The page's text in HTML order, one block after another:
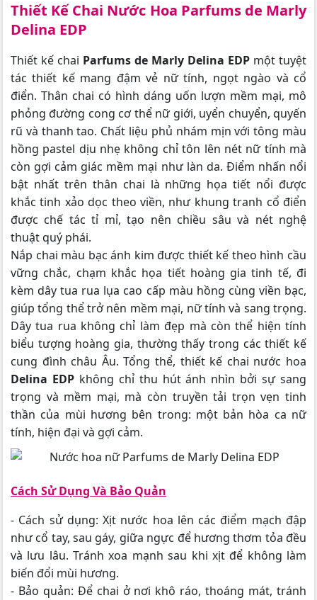
Thiết Kế Chai Nước Hoa Parfums de Marly
Delina EDP
Thiết kế chai Parfums de Marly Delina EDP một tuyệt
tác thiết kế mang đậm vẻ nữ tính, ngọt ngào và cổ
điển. Thân chai có hình dáng uốn lượn mềm mại, mô
phỏng đường cong cơ thể nữ giới, uyển chuyển, quyến
rũ và thanh tao. Chất liệu phủ nhám mịn với tông màu
hồng pastel dịu nhẹ không chỉ tôn lên nét nữ tính mà
còn gợi cảm giác mềm mại như làn da. Điểm nhấn nổi
bật nhất trên thân chai là những họa tiết nổi được
khắc tinh xảo dọc theo viền, như khung tranh cổ điển
được chế tác tỉ mỉ, tạo nên chiều sâu và nét nghệ
thuật quý phái.
Nắp chai màu bạc ánh kim được thiết kế theo hình cầu
vững chắc, chạm khắc họa tiết hoàng gia tinh tế, đi
kèm dây tua rua lụa cao cấp màu hồng cùng viền bạc,
giúp tổng thể trở nên mềm mại, nữ tính và sang trọng.
Dây tua rua không chỉ làm đẹp mà còn thể hiện tính
biểu tượng hoàng gia, thường thấy trong các thiết kế
cung đình châu Âu.Tổng thể, thiết kế chai nước hoa
Delina EDPkhông chỉ thu hút ánh nhìn bởi sự sang
trọng và mềm mại, mà còn truyền tải trọn vẹn tinh
thần của mùi hương bên trong: một bản hòa ca nữ
tính, hiện đại và gợi cảm.
Cách Sử Dụng Và Bảo Quản
- Cách sử dụng: Xịt nước hoa lên các điểm mạch đập
như cổ tay, sau gáy, giữa ngực để hương thơm tỏa đều
và lưu lâu. Tránh xoa mạnh sau khi xịt để không làm
biến đổi mùi hương.
- Bảo quản: Để chai ở nơi khô ráo, thoáng mát, tránh